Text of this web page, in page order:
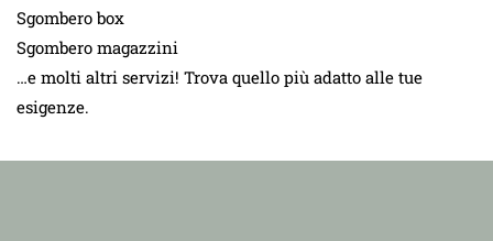
Sgombero box
Sgombero magazzini
…e molti altri servizi! Trova quello più adatto alle tue
esigenze.